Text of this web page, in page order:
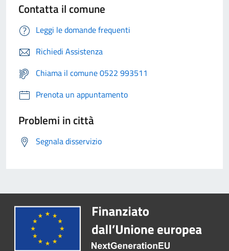
Contatta il comune
Leggi le domande frequenti
Richiedi Assistenza
Chiama il comune 0522 993511
Prenota un appuntamento
Problemi in città
Segnala disservizio